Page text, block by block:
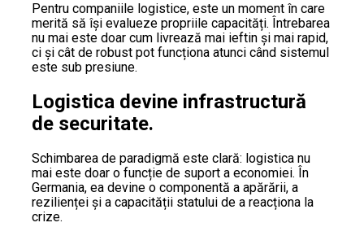
Pentru companiile logistice, este un moment în care
merită să își evalueze propriile capacități. Întrebarea
nu mai este doar cum livrează mai ieftin și mai rapid,
ci și cât de robust pot funcționa atunci când sistemul
este sub presiune.
Logistica devine infrastructură
de securitate.
Schimbarea de paradigmă este clară: logistica nu
mai este doar o funcție de suport a economiei. În
Germania, ea devine o componentă a apărării, a
rezilienței și a capacității statului de a reacționa la
crize.